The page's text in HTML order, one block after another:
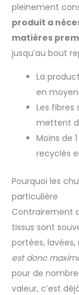
pleinement
produit a
matières
jusqu’au bout
La
en
Les
mettent
Moins de
recyclés
Pourquoi les
particulière
Contrairement
tissus sont
portées, lavées,
est donc
pour de
valeur, c’est